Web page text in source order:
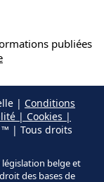
publiées
| Conditions
| Cookies |
| Tous droits
belge et
des bases de